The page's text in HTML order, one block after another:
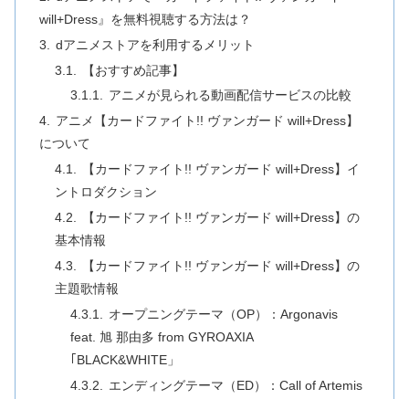
will+Dress』を無料視聴する方法は？
dアニメストアを利用するメリット
【おすすめ記事】
アニメが見られる動画配信サービスの比較
アニメ【カードファイト!! ヴァンガード will+Dress】
について
【カードファイト!! ヴァンガード will+Dress】イ
ントロダクション
【カードファイト!! ヴァンガード will+Dress】の
基本情報
【カードファイト!! ヴァンガード will+Dress】の
主題歌情報
オープニングテーマ（OP）：Argonavis
feat. 旭 那由多 from GYROAXIA
｢BLACK&WHITE」
エンディングテーマ（ED）：Call of Artemis